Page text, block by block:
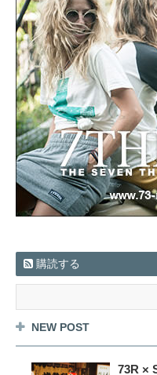
購読する
NEW POST
73R ×